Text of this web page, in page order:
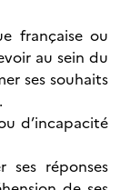
française ou
au sein du
ses souhaits
d’incapacité
ses réponses